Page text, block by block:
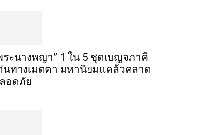
ระ​นาง​พญา” 1 ใน 5​ ชุดเบญจ​ภาคี​
นทางเมตตา​ มหา​นิยม​แคล้วคลาด​
อดภัย​